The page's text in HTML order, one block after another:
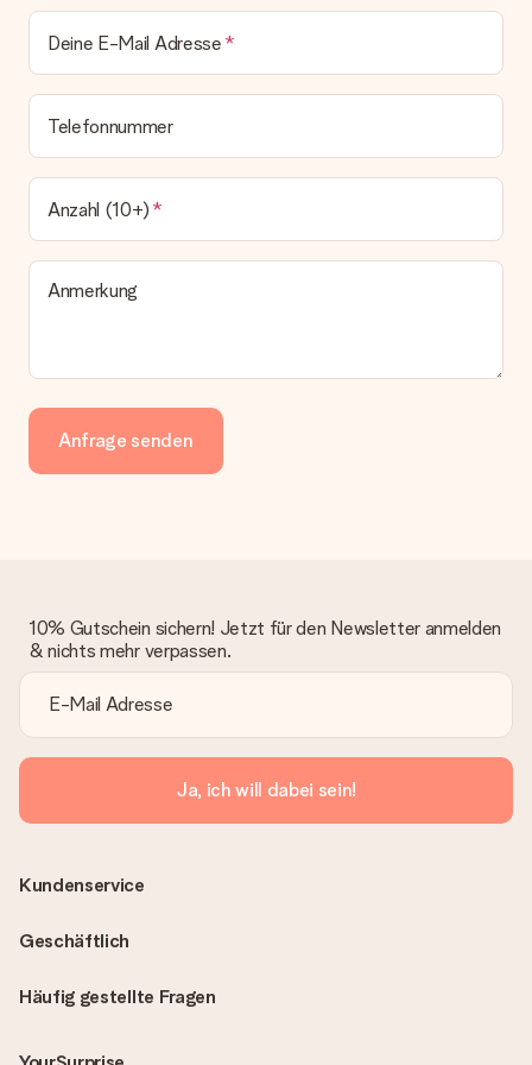
Deine E-Mail Adresse
Telefonnummer
Anzahl (10+)
Anmerkung
Anfrage senden
10% Gutschein sichern! Jetzt für den Newsletter anmelden
& nichts mehr verpassen.
Ja, ich will dabei sein!
Häufig gestellte Fragen
Kundenservice
Geschäftlich